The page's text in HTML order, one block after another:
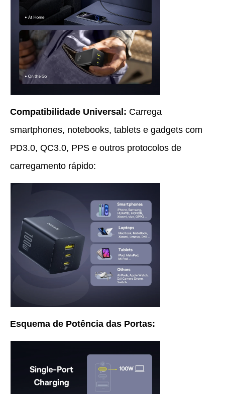
Compatibilidade Universal: Carrega
smartphones, notebooks, tablets e gadgets com
PD3.0, QC3.0, PPS e outros protocolos de
carregamento rápido:
Esquema de Potência das Portas: